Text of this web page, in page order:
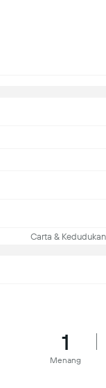
Carta &
1
Menang